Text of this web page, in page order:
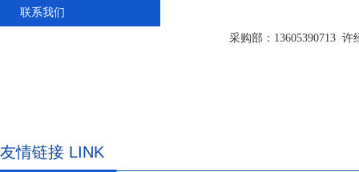
联系我们
采购部：13605390713 许
友情链接 LINK